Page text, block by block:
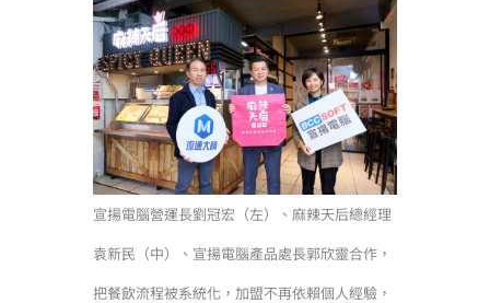
宣揚電腦營運長劉冠宏（左）、麻辣天后總經理
袁新民（中）、宣揚電腦產品處長郭欣靈合作，
把餐飲流程被系統化，加盟不再依賴個人經驗，